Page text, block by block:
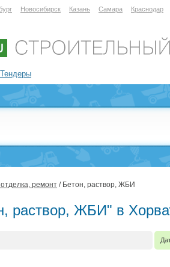
Новосибирск Казань Самара Краснодар
Тендеры
ремонт / Бетон, раствор, ЖБИ
раствор, ЖБИ" в